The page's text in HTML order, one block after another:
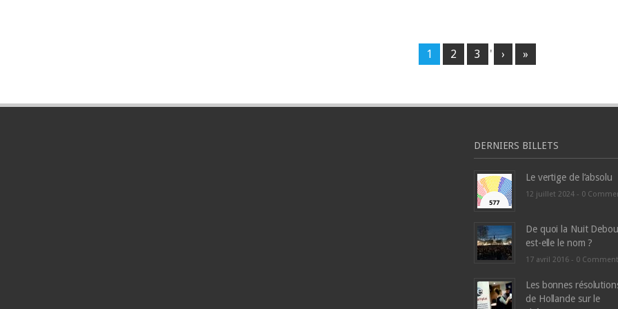
1 2 3 ' › »
DERNIERS BILLETS
Le vertige de l’absolu
12 juillet 2024 - 0
De quoi la Nuit
est-elle le nom ?
17 avril 2016 - 0 Comment
Les bonnes
de Hollande sur le